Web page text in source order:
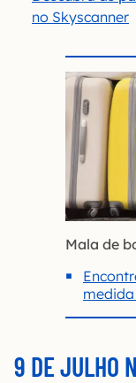
no Skyscanner
Mala de
9 DE JULHO